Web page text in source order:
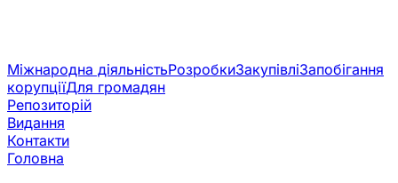
Міжнародна діяльністьРозробкиЗакупівліЗапобігання
корупціїДля громадян
Репозиторій
Видання
Контакти
Головна